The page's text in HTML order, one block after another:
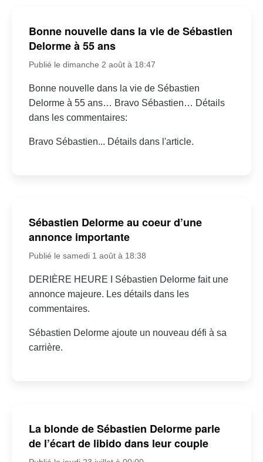
Bonne nouvelle dans la vie de Sébastien
Delorme à 55 ans
Publié le dimanche 2 août à 18:47
Bonne nouvelle dans la vie de Sébastien
Delorme à 55 ans… Bravo Sébastien… Détails
dans les commentaires:
Bravo Sébastien... Détails dans l'article.
Sébastien Delorme au coeur d’une
annonce importante
Publié le samedi 1 août à 18:38
DERIÈRE HEURE I Sébastien Delorme fait une
annonce majeure. Les détails dans les
commentaires.
Sébastien Delorme ajoute un nouveau défi à sa
carrière.
La blonde de Sébastien Delorme parle
de l’écart de libido dans leur couple